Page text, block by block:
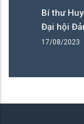
Bí thư
Đại hội
17/08/2023